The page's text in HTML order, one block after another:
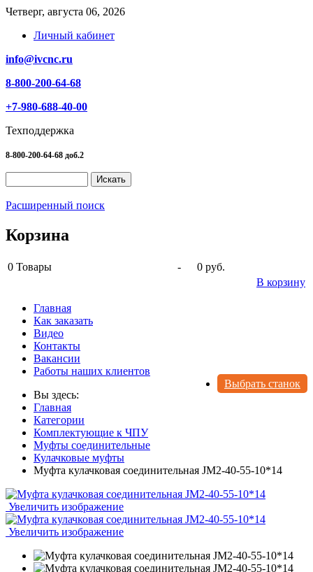
Четверг, августа 06, 2026
Личный кабинет
info@ivcnc.ru
8-800-200-64-68
+7-980-688-40-00
Техподдержка
8-800-200-64-68 доб.2
Расширенный поиск
Корзина
0 Товары -
0 руб.
В корзину
Главная
Как заказать
Видео
Контакты
Вакансии
Работы наших клиентов
Выбрать станок
Вы здесь:
Главная
Категории
Комплектующие к ЧПУ
Муфты соединительные
Кулачковые муфты
Муфта кулачковая соединительная JM2-40-55-10*14
Увеличить изображение
Увеличить изображение